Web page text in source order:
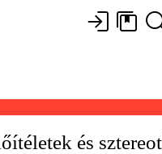
és